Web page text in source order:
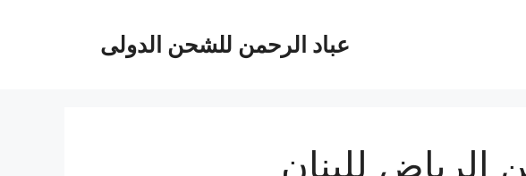
عباد الرحمن للشحن الدولى
للبنان